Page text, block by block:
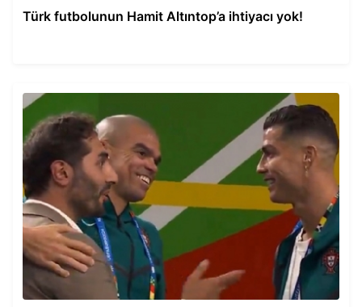
Türk futbolunun Hamit Altıntop’a ihtiyacı yok!